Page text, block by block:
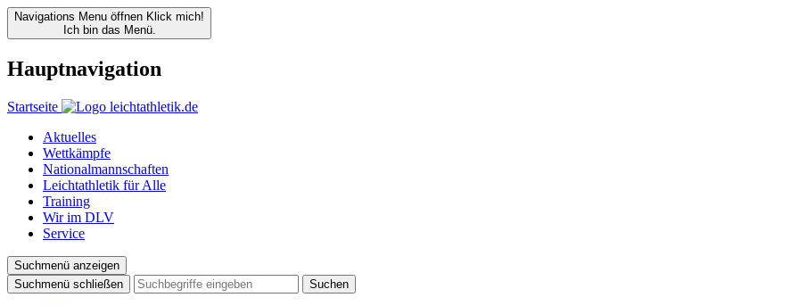
Navigations Menu öffnen Klick mich!
Ich bin das Menü.
Hauptnavigation
Startseite
Aktuelles
Wettkämpfe
Nationalmannschaften
Leichtathletik für Alle
Training
Wir im DLV
Service
Suchmenü anzeigen
Suchmenü schließen
Suchen